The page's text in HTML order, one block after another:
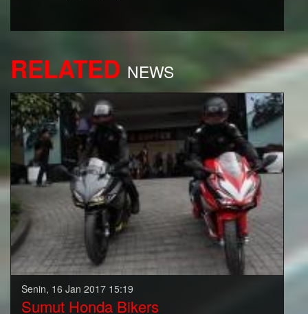
RELATED NEWS
Senin, 16 Jan 2017 15:19
Sumut Honda Bikers